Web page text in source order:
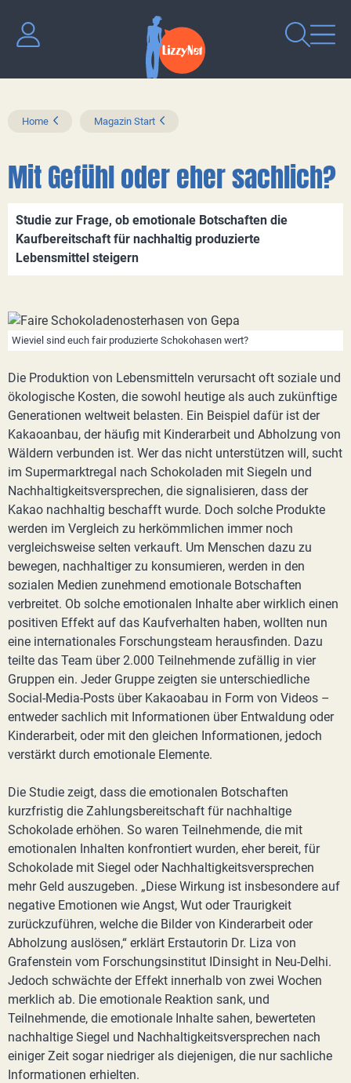
Home Magazin Start
Mit Gefühl oder eher sachlich?
Studie zur Frage, ob emotionale Botschaften die
Kaufbereitschaft für nachhaltig produzierte
Lebensmittel steigern
Wieviel sind euch fair produzierte Schokohasen wert?
Die Produktion von Lebensmitteln verursacht oft soziale und
ökologische Kosten, die sowohl heutige als auch zukünftige
Generationen weltweit belasten. Ein Beispiel dafür ist der
Kakaoanbau, der häufig mit Kinderarbeit und Abholzung von
Wäldern verbunden ist. Wer das nicht unterstützen will, sucht
im Supermarktregal nach Schokoladen mit Siegeln und
Nachhaltigkeitsversprechen, die signalisieren, dass der
Kakao nachhaltig beschafft wurde. Doch solche Produkte
werden im Vergleich zu herkömmlichen immer noch
vergleichsweise selten verkauft. Um Menschen dazu zu
bewegen, nachhaltiger zu konsumieren, werden in den
sozialen Medien zunehmend emotionale Botschaften
verbreitet. Ob solche emotionalen Inhalte aber wirklich einen
positiven Effekt auf das Kaufverhalten haben, wollten nun
eine internationales Forschungsteam herausfinden. Dazu
teilte das Team über 2.000 Teilnehmende zufällig in vier
Gruppen ein. Jeder Gruppe zeigten sie unterschiedliche
Social-Media-Posts über Kakaoabau in Form von Videos –
entweder sachlich mit Informationen über Entwaldung oder
Kinderarbeit, oder mit den gleichen Informationen, jedoch
verstärkt durch emotionale Elemente.
Die Studie zeigt, dass die emotionalen Botschaften
kurzfristig die Zahlungsbereitschaft für nachhaltige
Schokolade erhöhen. So waren Teilnehmende, die mit
emotionalen Inhalten konfrontiert wurden, eher bereit, für
Schokolade mit Siegel oder Nachhaltigkeitsversprechen
mehr Geld auszugeben. „Diese Wirkung ist insbesondere auf
negative Emotionen wie Angst, Wut oder Traurigkeit
zurückzuführen, welche die Bilder von Kinderarbeit oder
Abholzung auslösen,“ erklärt Erstautorin Dr. Liza von
Grafenstein vom Forschungsinstitut IDinsight in Neu-Delhi.
Jedoch schwächte der Effekt innerhalb von zwei Wochen
merklich ab. Die emotionale Reaktion sank, und
Teilnehmende, die emotionale Inhalte sahen, bewerteten
nachhaltige Siegel und Nachhaltigkeitsversprechen nach
einiger Zeit sogar niedriger als diejenigen, die nur sachliche
Informationen erhielten.